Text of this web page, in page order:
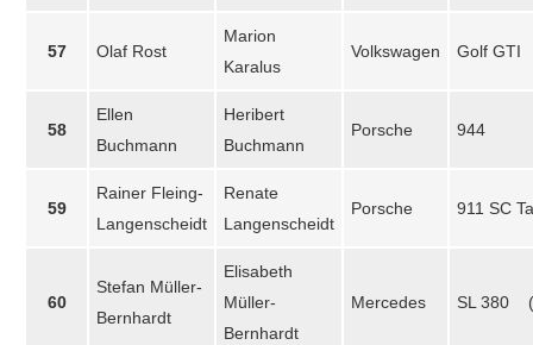
57 Olaf Rost
Marion
Karalus
Volkswagen Golf GTI
58
Ellen
Buchmann
Heribert
Buchmann
Porsche 944
59
Rainer Fleing-
Langenscheidt
Renate
Langenscheidt
Porsche 911 SC
60
Stefan Müller-
Bernhardt
Elisabeth
Müller-
Bernhardt
Mercedes SL 380